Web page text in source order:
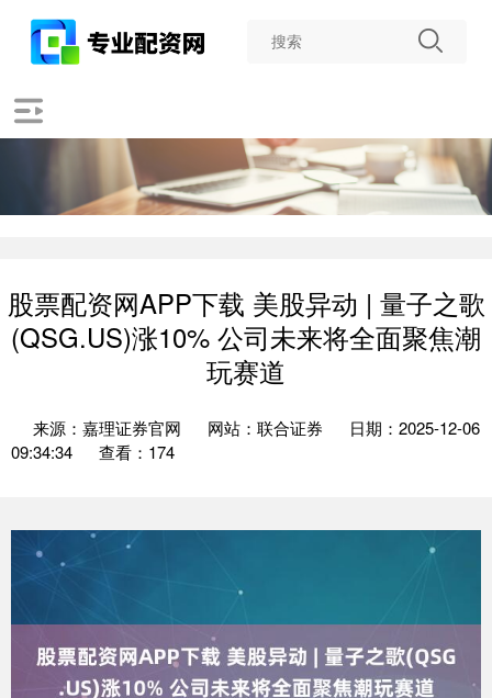
股票配资网APP下载 美股异动 | 量子之歌
(QSG.US)涨10% 公司未来将全面聚焦潮
玩赛道
来源：嘉理证券官网 网站：联合证券
日期：2025-12-06
09:34:34
查看：174